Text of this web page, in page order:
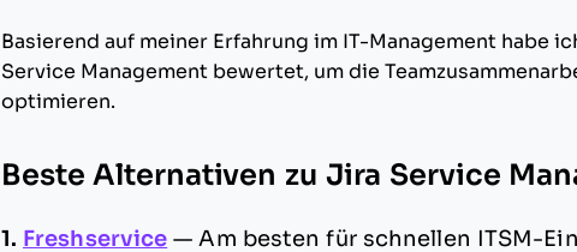
Basierend auf meiner Erfahrung im IT-Management habe
Service Management bewertet, um die
optimieren.
Beste Alternativen zu Jira Service
1. Freshservice —Am besten für schnellen ITSM-